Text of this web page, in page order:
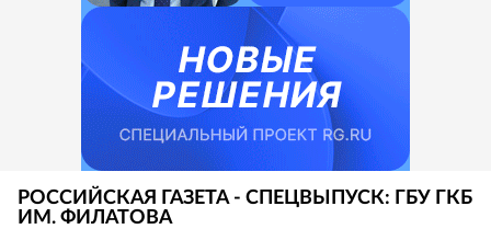
РОССИЙСКАЯ ГАЗЕТА - СПЕЦВЫПУСК: ГБУ ГКБ
ИМ. ФИЛАТОВА